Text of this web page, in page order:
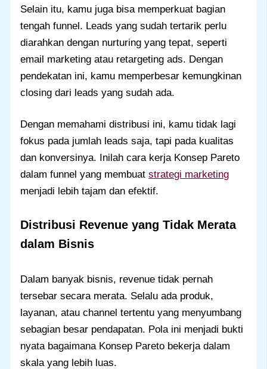
Selain itu, kamu juga bisa memperkuat bagian
tengah funnel. Leads yang sudah tertarik perlu
diarahkan dengan nurturing yang tepat, seperti
email marketing atau retargeting ads. Dengan
pendekatan ini, kamu memperbesar kemungkinan
closing dari leads yang sudah ada.
Dengan memahami distribusi ini, kamu tidak lagi
fokus pada jumlah leads saja, tapi pada kualitas
dan konversinya. Inilah cara kerja Konsep Pareto
dalam funnel yang membuatstrategi marketing
menjadi lebih tajam dan efektif.
Distribusi Revenue yang Tidak Merata
dalam Bisnis
Dalam banyak bisnis, revenue tidak pernah
tersebar secara merata. Selalu ada produk,
layanan, atau channel tertentu yang menyumbang
sebagian besar pendapatan. Pola ini menjadi bukti
nyata bagaimana Konsep Pareto bekerja dalam
skala yang lebih luas.